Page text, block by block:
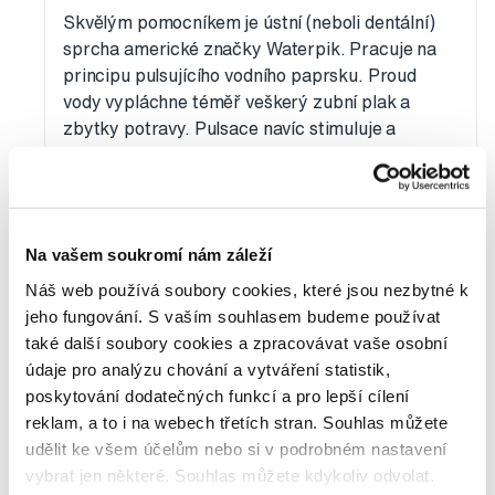
Na vašem soukromí nám záleží
Náš web používá soubory cookies, které jsou nezbytné k
jeho fungování. S vaším souhlasem budeme používat
také další soubory cookies a zpracovávat vaše osobní
údaje pro analýzu chování a vytváření statistik,
poskytování dodatečných funkcí a pro lepší cílení
reklam, a to i na webech třetích stran. Souhlas můžete
udělit ke všem účelům nebo si v podrobném nastavení
vybrat jen některé. Souhlas můžete kdykoliv odvolat.
Skvělým pomocníkem je ústní (neboli dentální)
sprcha americké značky Waterpik. Pracuje na
principu pulsujícího vodního paprsku. Proud
vody vypláchne téměř veškerý zubní plak a
zbytky potravy. Pulsace navíc stimuluje a
krevního oběhu. Dásně jsou tak zesílené,
zpevněné a více odolné proti vzniku zánětu.
položí na místo a v ruce držíte pouze rukojeť s
tryskou. Rukojeť je lehounká a dobře se s ní
pracuje oproti cestovním irigátorům, které
držíte v ruce celé, včetně plné nádržky s vodou.
Mezi stolní irigátory řadíme modely WP100/112,
WP660/662/663, které oproti WP100/112
nabízejí také masážní program. Součástí balení
je dostačující množství trysek (vhodné pro
rodiny), případně se nechají trysky dokoupit.